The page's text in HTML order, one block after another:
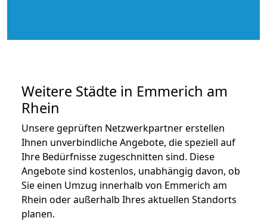
Weitere Städte in Emmerich am
Rhein
Unsere geprüften Netzwerkpartner erstellen
Ihnen unverbindliche Angebote, die speziell auf
Ihre Bedürfnisse zugeschnitten sind. Diese
Angebote sind kostenlos, unabhängig davon, ob
Sie einen Umzug innerhalb von Emmerich am
Rhein oder außerhalb Ihres aktuellen Standorts
planen.